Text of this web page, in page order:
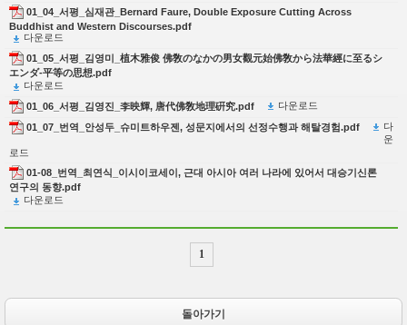
01_04_서평_심재관_Bernard Faure, Double Exposure Cutting Across
Buddhist and Western Discourses.pdf
다운로드
01_05_서평_김영미_植木雅俊 佛敎のなかの男女觀元始佛敎から法華經に至るシ
エンダ-平等の思想.pdf
다운로드
01_06_서평_김영진_李映輝, 唐代佛敎地理硏究.pdf
다운로드
01_07_번역_안성두_슈미트하우젠, 성문지에서의 선정수행과 해탈경험.pdf
다
운
로드
01-08_번역_최연식_이시이코세이, 근대 아시아 여러 나라에 있어서 대승기신론
연구의 동향.pdf
다운로드
1
돌아가기